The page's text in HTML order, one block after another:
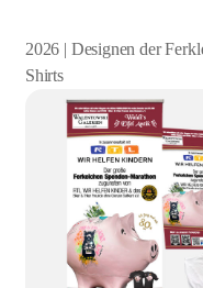
2026 | Designen der
Shirts